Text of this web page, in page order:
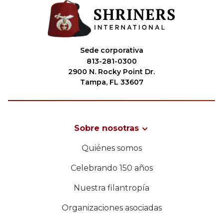
Sede corporativa
813-281-0300
2900 N. Rocky Point Dr.
Tampa, FL 33607
Sobre nosotras
Quiénes somos
Celebrando 150 años
Nuestra filantropía
Organizaciones asociadas